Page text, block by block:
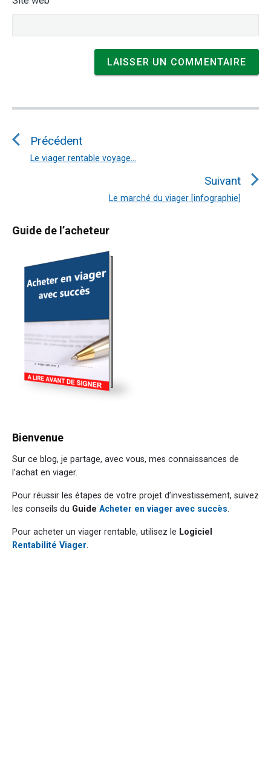
Navigation
l’article
Précédent
Article
Le viager rentable voyage…
Suivant
Le marché du viager [infographie]
Primary
Guide de l’acheteur
Bienvenue
Sur ce blog, je partage, avec vous, mes connaissances de
l’achat en viager.
Pour réussir les étapes de votre projet d’investissement, suivez
les conseils du Guide Acheter en viager avec succès
Pour acheter un viager rentable, utilisez le Logiciel
Rentabilité Viager